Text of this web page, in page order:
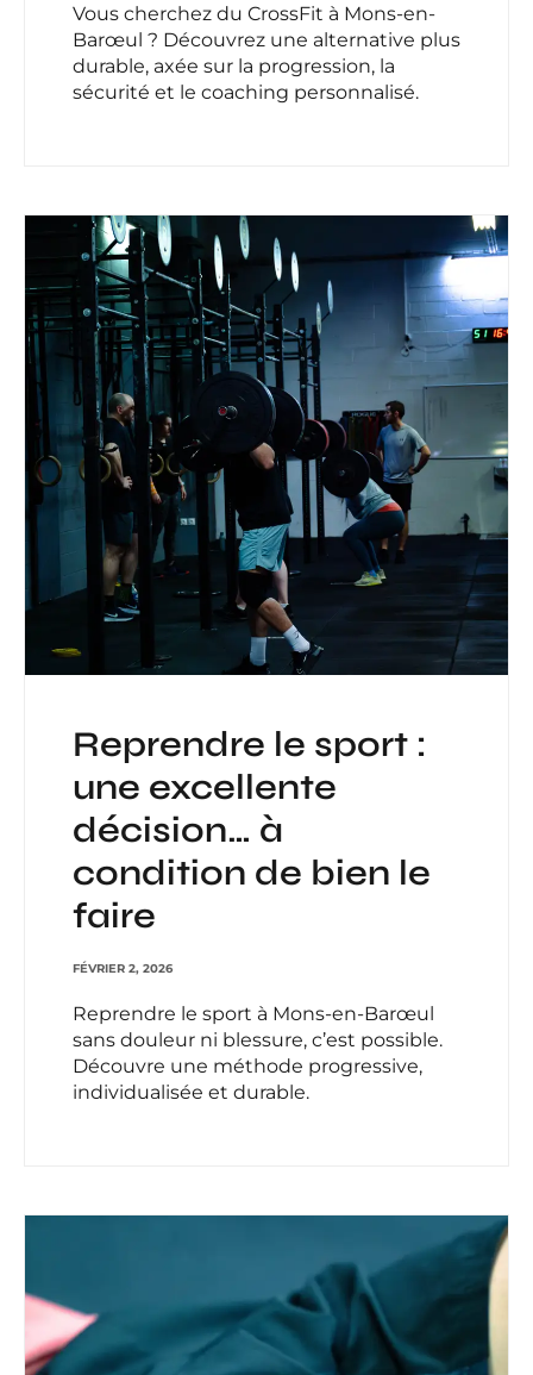
Vous cherchez du CrossFit à Mons-en-
Barœul ? Découvrez une alternative plus
durable, axée sur la progression, la
sécurité et le coaching personnalisé.
Reprendre le sport :
une excellente
décision… à
condition de bien le
faire
FÉVRIER 2, 2026
Reprendre le sport à Mons-en-Barœul
sans douleur ni blessure, c’est possible.
Découvre une méthode progressive,
individualisée et durable.